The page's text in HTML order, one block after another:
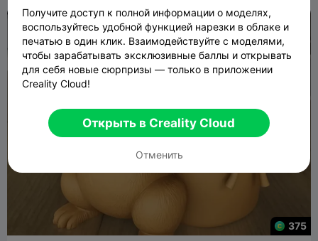
375
Получите доступ к полной информации о моделях,
воспользуйтесь удобной функцией нарезки в облаке и
печатью в один клик. Взаимодействуйте с моделями,
чтобы зарабатывать эксклюзивные баллы и открывать
для себя новые сюрпризы — только в приложении
Creality Cloud!
Открыть в Creality Cloud
Отменить